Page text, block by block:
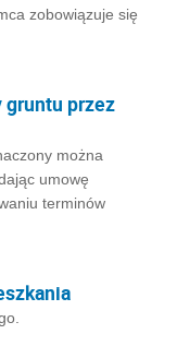
zobowiązuje się
gruntu przez
można
umowę
terminów